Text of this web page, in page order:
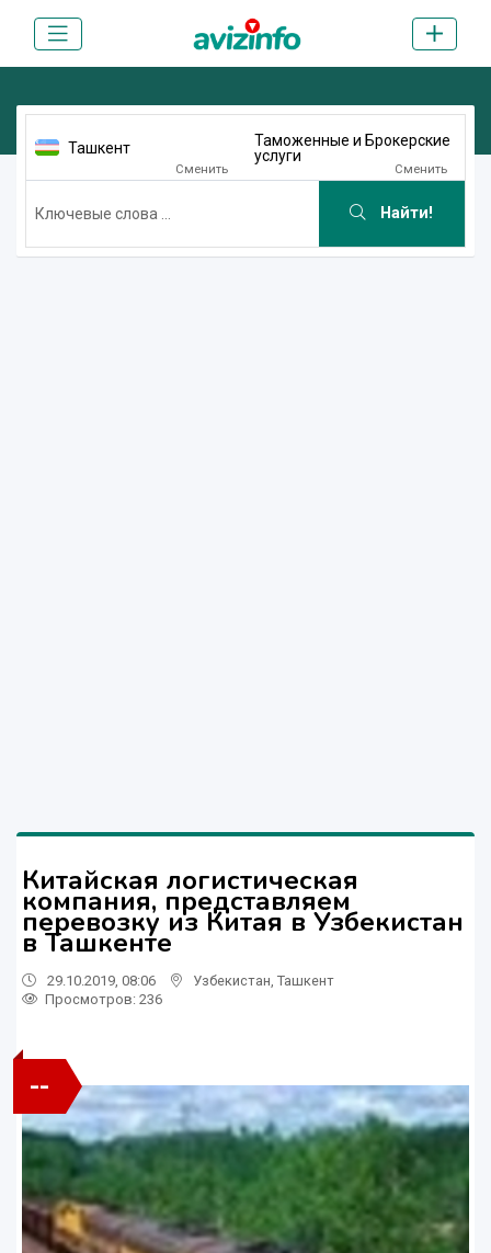
Ташкент
Сменить
Таможенные и Брокерские
услуги
Сменить
Найти!
Китайская логистическая
компания, представляем
перевозку из Китая в Узбекистан
в Ташкенте
29.10.2019, 08:06 Узбекистан Ташкент
Просмотров: 236
--